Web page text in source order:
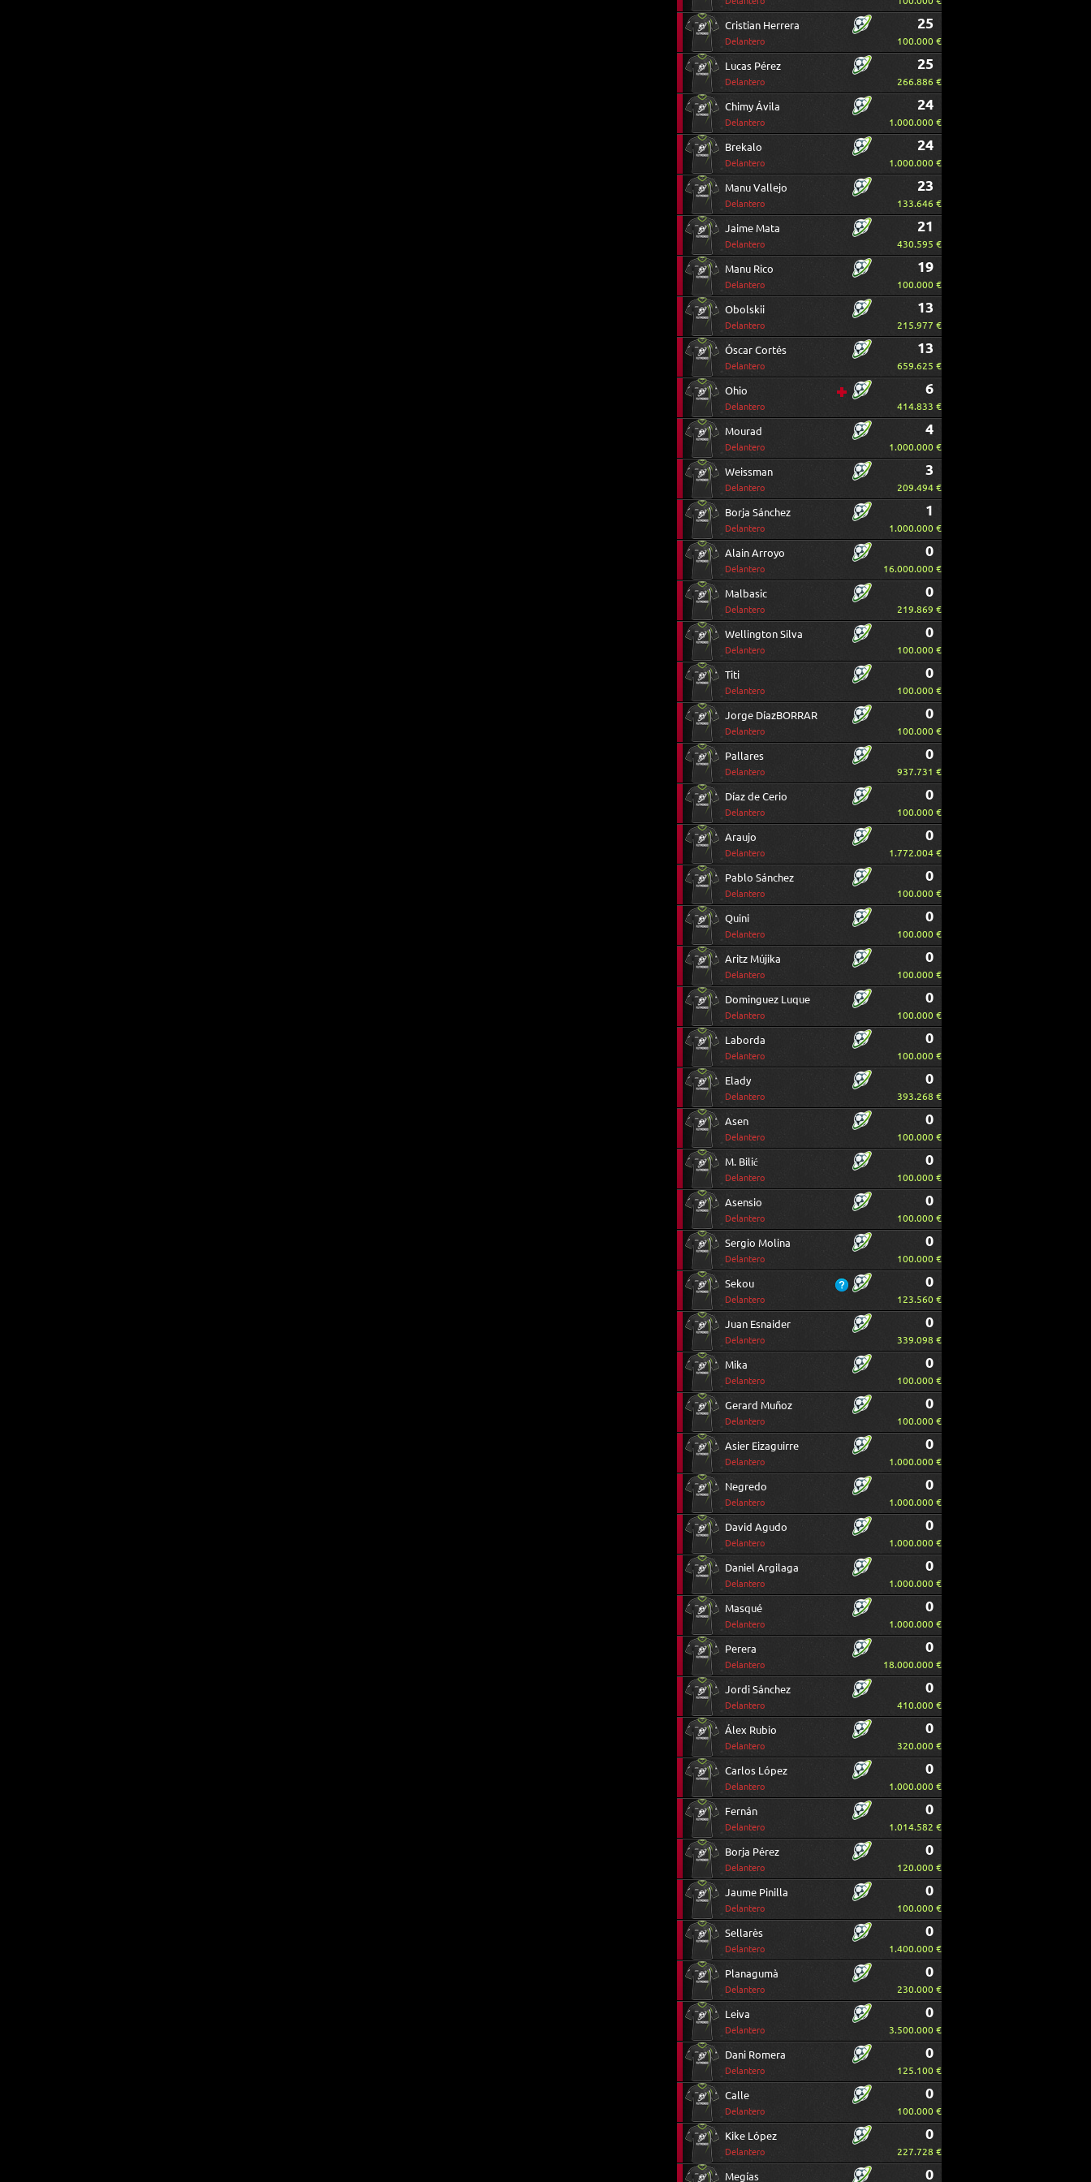
Cristian Herrera
Delantero
25
100.000 €
Lucas Pérez
Delantero
25
266.886 €
Chimy Ávila
Delantero
24
1.000.000 €
Brekalo
Delantero
24
1.000.000 €
Manu Vallejo
Delantero
23
133.646 €
Jaime Mata
Delantero
21
430.595 €
Manu Rico
Delantero
19
100.000 €
Obolskii
Delantero
13
215.977 €
Óscar Cortés
Delantero
13
659.625 €
Ohio
Delantero
6
414.833 €
Mourad
Delantero
4
1.000.000 €
Weissman
Delantero
3
209.494 €
Borja Sánchez
Delantero
1
1.000.000 €
Alain Arroyo
Delantero
0
16.000.000 €
Malbasic
Delantero
0
219.869 €
Wellington Silva
Delantero
0
100.000 €
Titi
Delantero
0
100.000 €
Jorge DíazBORRAR
Delantero
0
100.000 €
Pallares
Delantero
0
937.731 €
Díaz de Cerio
Delantero
0
100.000 €
Araujo
Delantero
0
1.772.004 €
Pablo Sánchez
Delantero
0
100.000 €
Quini
Delantero
0
100.000 €
Aritz Mújika
Delantero
0
100.000 €
Dominguez Luque
Delantero
0
100.000 €
Laborda
Delantero
0
100.000 €
Elady
Delantero
0
393.268 €
Asen
Delantero
0
100.000 €
M. Bilić
Delantero
0
100.000 €
Asensio
Delantero
0
100.000 €
Sergio Molina
Delantero
0
100.000 €
Sekou
Delantero
0
123.560 €
Juan Esnaider
Delantero
0
339.098 €
Mika
Delantero
0
100.000 €
Gerard Muñoz
Delantero
0
100.000 €
Asier Eizaguirre
Delantero
0
1.000.000 €
Negredo
Delantero
0
1.000.000 €
David Agudo
Delantero
0
1.000.000 €
Daniel Argilaga
Delantero
0
1.000.000 €
Masqué
Delantero
0
1.000.000 €
Perera
Delantero
0
18.000.000 €
Jordi Sánchez
Delantero
0
410.000 €
Álex Rubio
Delantero
0
320.000 €
Carlos López
Delantero
0
1.000.000 €
Fernán
Delantero
0
1.014.582 €
Borja Pérez
Delantero
0
120.000 €
Jaume Pinilla
Delantero
0
100.000 €
Sellarès
Delantero
0
1.400.000 €
Planagumà
Delantero
0
230.000 €
Leiva
Delantero
0
3.500.000 €
Dani Romera
Delantero
0
125.100 €
Calle
Delantero
0
100.000 €
Kike López
Delantero
0
227.728 €
Megías 0